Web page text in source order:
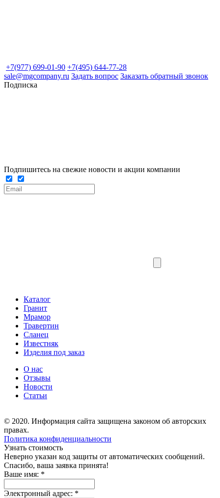
+7(977) 699-01-90 +7(495) 644-77-28
sale@mgcompany.ru Задать вопрос Заказать обратный звонок
Подписка
Подпишитесь на свежие новости и акции компании
Каталог
Гранит
Мрамор
Травертин
Сланец
Известняк
Изделия под заказ
О нас
Отзывы
Новости
Статьи
© 2020. Информация сайта защищена законом об авторских
правах.
Политика конфиденциальности
Узнать стоимость
Неверно указан код защиты от автоматических сообщений.
Спасибо, ваша заявка принята!
Ваше имя: *
Электронный адрес: *